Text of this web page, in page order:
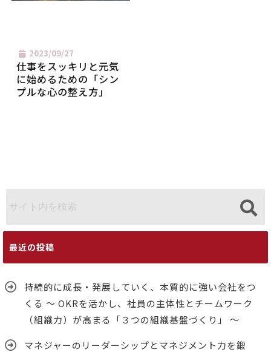
2023/09/27
仕事をスッキリと元気
に始めるための「シン
プルな心の整え方」
最近の投稿
持続的に成長・発展していく、本質的に強い会社をつ
くる ～ OKRを活かし、社員の主体性とチームワーク
（組織力）が高まる「３つの組織基盤づくり」 ～
マネジャーのリーダーシップとマネジメント力を鍛